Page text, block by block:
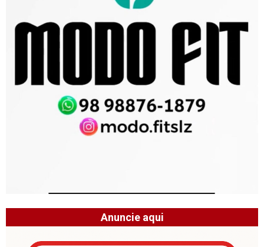
Anuncie aqui